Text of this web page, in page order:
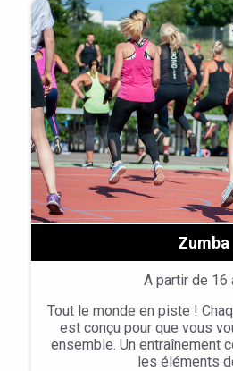
Zumba
A partir de 16
Tout le monde en piste !
est conçu pour que vous
ensemble. Un entraînement
les éléments